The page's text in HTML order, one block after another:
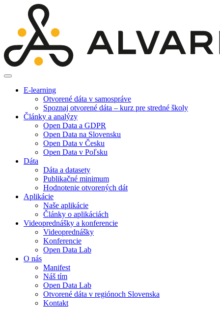
E-learning
Otvorené dáta v samospráve
Spoznaj otvorené dáta – kurz pre stredné školy
Články a analýzy
Open Data a GDPR
Open Data na Slovensku
Open Data v Česku
Open Data v Poľsku
Dáta
Dáta a datasety
Publikačné minimum
Hodnotenie otvorených dát
Aplikácie
Naše aplikácie
Články o aplikáciách
Videoprednášky a konferencie
Videoprednášky
Konferencie
Open Data Lab
O nás
Manifest
Náš tím
Open Data Lab
Otvorené dáta v regiónoch Slovenska
Kontakt